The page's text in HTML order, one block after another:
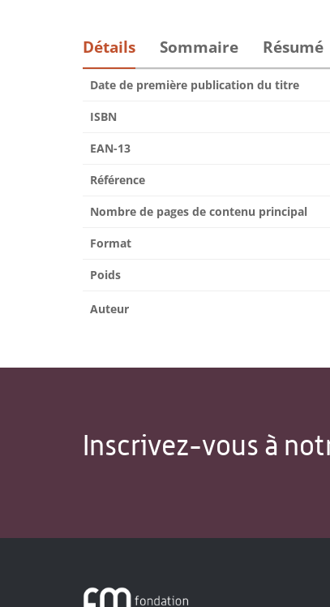
Détails Sommaire Résumé
Date de première publication du titre
ISBN
EAN-13
Référence
Nombre de pages de contenu principal
Format
Poids
Auteur
Inscrivez-vous à